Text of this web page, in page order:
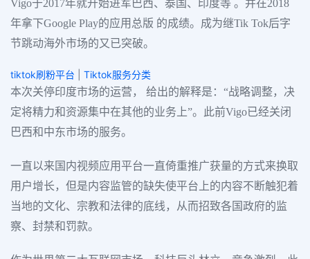
Vigo于2017年就开始进军巴西、泰国、印度等 。并在2018
年拿下Google Play的应用总版 的成绩。成为继Tik Tok后字
节跳动海外市场的又已突破。
tiktok刷粉平台
Tiktok服务分类
本次关停印度市场的运营， 给出的解释是：“战略调整，决
定将精力和资源集中在其他的业务上”。此前Vigo已经关闭
巴西和中东市场的服务。
一直以来国内视频应用平台一直倚重推广获量的方式来换取
用户增长，但是内容监管的缺失使平台上的内容不断触犯着
当地的文化、宗教和法律的底线，从而招致各国政府的监
察、封禁和罚款。